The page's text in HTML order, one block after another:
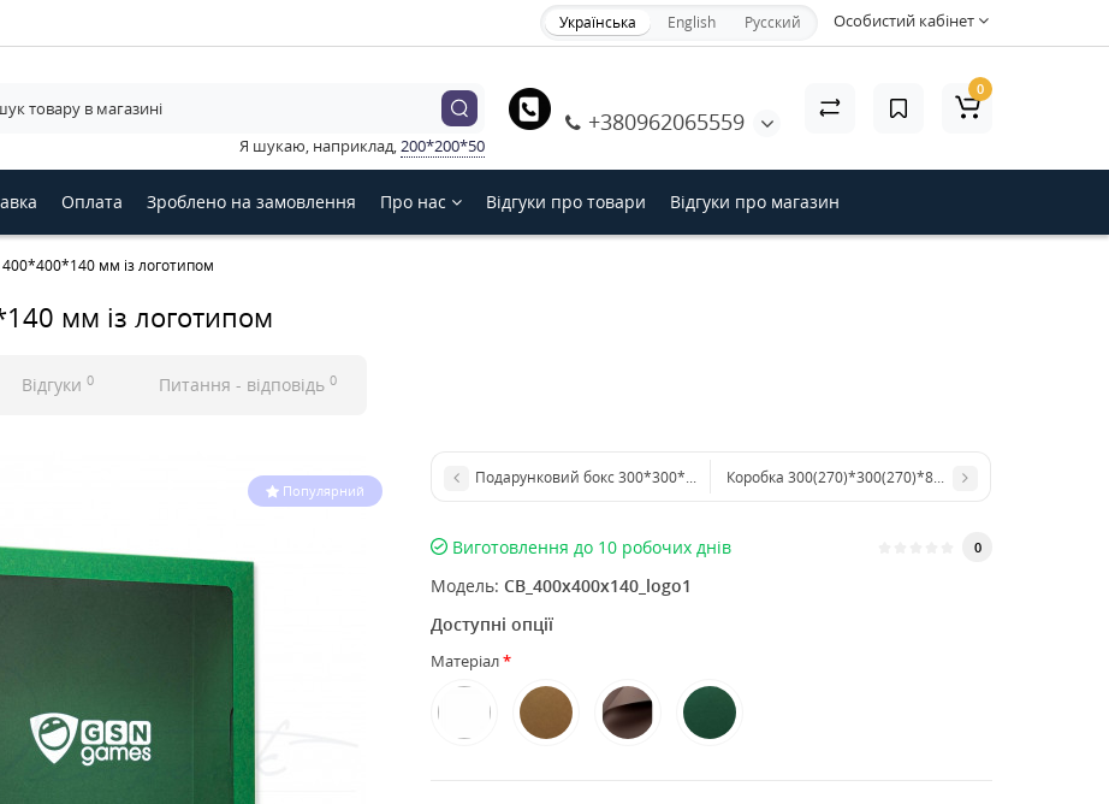
Особистий кабінет
Українська English Русский
+380962065559
Я шукаю, наприклад,200*200*50
0
Оплата Зроблено на замовлення Про нас Відгуки про товари Відгуки про магазин
мм із логотипом
мм із логотипом
Закрити
Відгуки 0 Питання - відповідь 0
Популярний
Подарунковий бокс 300*300*100 мм із крафт картону з логотипом
Коробка 300(270)*300(270)*80 мм, кришка-пенал на
Виготовлення до 10 робочих днів 0
Модель: CB_400x400x140_logo1
Доступні опції
Матеріал